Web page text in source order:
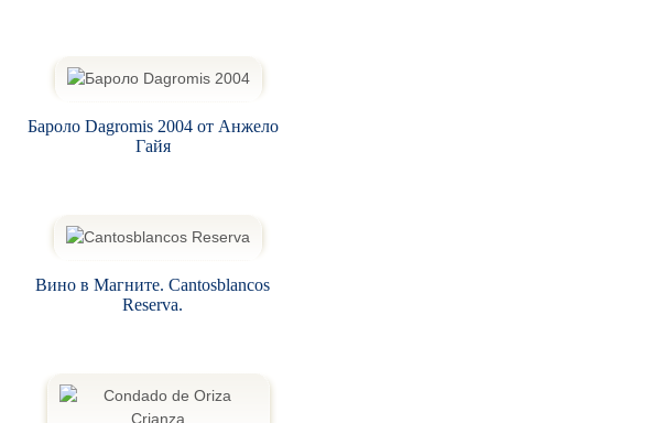
Бароло Dagromis 2004 от Анжело
Гайя
Вино в Магните. Cantosblancos
Reserva.